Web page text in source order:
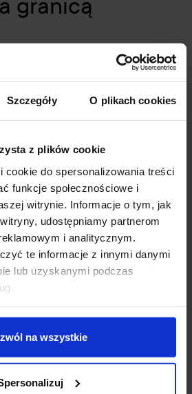
Szczegóły O plikach cookies
z plików cookie
cookie do spersonalizowania treści
funkcje społecznościowe i
witrynie. Informacje o tym, jak
udostępniamy partnerom
i analitycznym.
te informacje z innymi danymi
lub uzyskanymi podczas
na wszystkie
granicą
możliwość składania wniosków
skontaktować się z najbliższą placówką
oraz obowiązujące stawki.
wniosek o
studenta?
wniosek o paszport – nie może go
od miejsca zameldowania.